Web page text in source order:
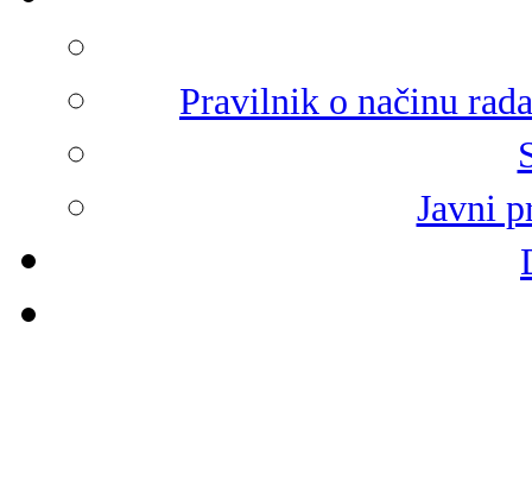
Pravilnik o načinu
Javni